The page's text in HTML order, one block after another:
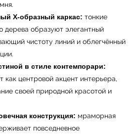
X-образный каркас: тонкие
дерева образуют элегантный
чистоту линий и облегчённый
в стиле контемпорари:
как центровой акцент интерьера,
своей природной красотой и
конструкция: мраморная
повседневное